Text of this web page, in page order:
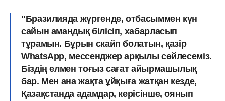
"Бразилияда жүргенде, отбасыммен күн
сайын амандық білісіп, хабарласып
тұрамын. Бұрын скайп болатын, қазір
WhatsApp, мессенджер арқылы сөйлесеміз.
Біздің елмен тоғыз сағат айырмашылық
бар. Мен ана жақта ұйқыға жатқан кезде,
Қазақстанда адамдар, керісінше, оянып